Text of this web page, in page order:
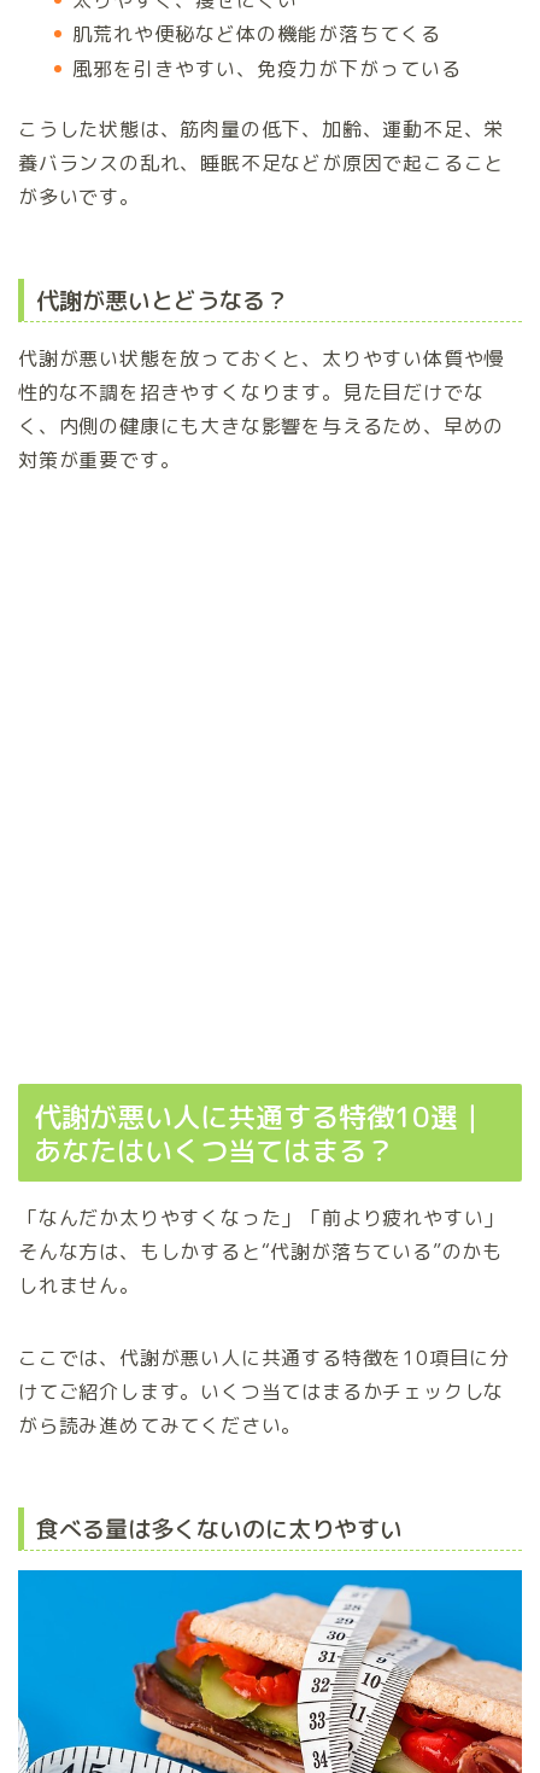
肌荒れや便秘など体の機能が落ちてくる
風邪を引きやすい、免疫力が下がっている
こうした状態は、筋肉量の低下、加齢、運動不足、栄
養バランスの乱れ、睡眠不足などが原因で起こること
が多いです。
代謝が悪いとどうなる？
代謝が悪い状態を放っておくと、太りやすい体質や慢
性的な不調を招きやすくなります。見た目だけでな
く、内側の健康にも大きな影響を与えるため、早めの
対策が重要です。
代謝が悪い人に共通する特徴10選｜
あなたはいくつ当てはまる？
「なんだか太りやすくなった」「前より疲れやすい」
そんな方は、もしかすると“代謝が落ちている”のかも
しれません。
ここでは、代謝が悪い人に共通する特徴を10項目に分
けてご紹介します。いくつ当てはまるかチェックしな
がら読み進めてみてください。
食べる量は多くないのに太りやすい